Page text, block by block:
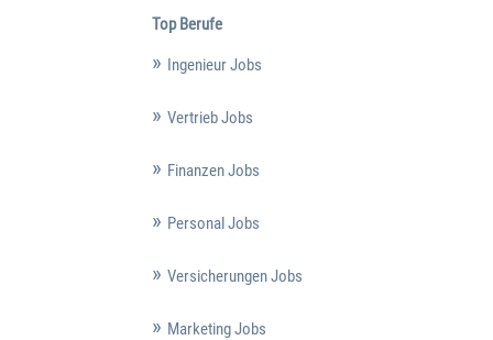
Top Berufe
Ingenieur Jobs
Vertrieb Jobs
Finanzen Jobs
Personal Jobs
Versicherungen Jobs
Marketing Jobs